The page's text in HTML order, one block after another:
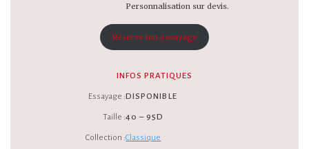
Personnalisation sur devis.
Réserve ton essayage
INFOS PRATIQUES
Essayage :
Taille :
Collection :
DISPONIBLE
40 – 95D
Classique